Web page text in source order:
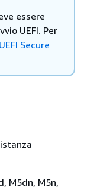
essere
UEFI. Per
UEFI Secure
M5dn, M5n,